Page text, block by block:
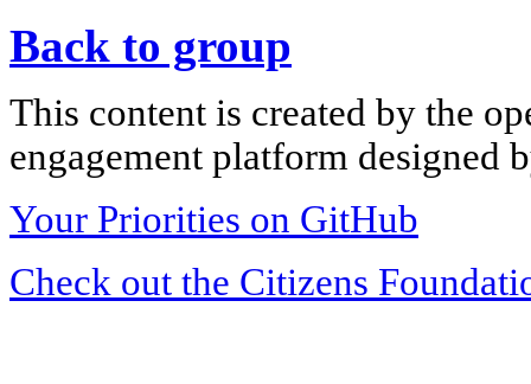
Back to group
This content is created by the
engagement platform designed
Your Priorities on GitHub
Check out the Citizens